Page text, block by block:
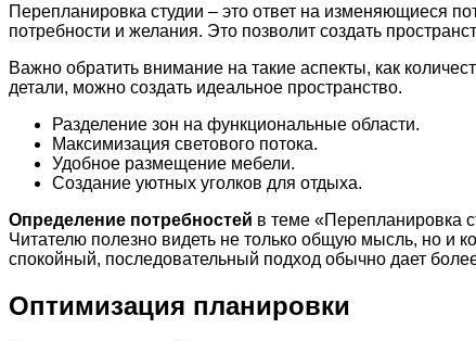
Перепланировка студии – это ответ на изменяющиеся
потребности и желания. Это позволит создать
Важно обратить внимание на такие аспекты, как
детали, можно создать идеальное пространство.
Разделение зон на функциональные области.
Максимизация светового потока.
Удобное размещение мебели.
Создание уютных уголков для отдыха.
Определение потребностей в теме «Перепланировка
Читателю полезно видеть не только общую мысль, но и
спокойный, последовательный подход обычно дает
Оптимизация планировки